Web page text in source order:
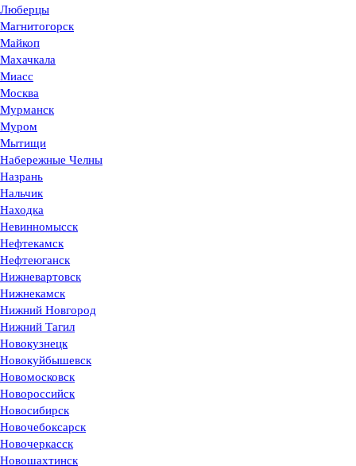
Люберцы
Магнитогорск
Майкоп
Махачкала
Миасс
Москва
Мурманск
Муром
Мытищи
Набережные Челны
Назрань
Нальчик
Находка
Невинномысск
Нефтекамск
Нефтеюганск
Нижневартовск
Нижнекамск
Нижний Новгород
Нижний Тагил
Новокузнецк
Новокуйбышевск
Новомосковск
Новороссийск
Новосибирск
Новочебоксарск
Новочеркасск
Новошахтинск